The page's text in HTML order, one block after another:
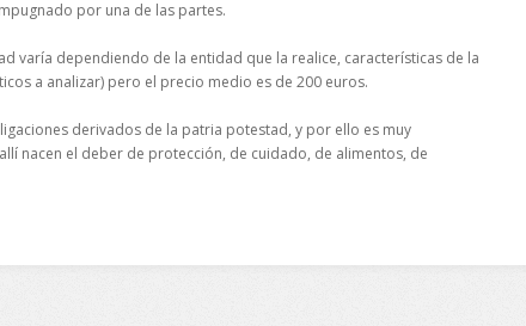
por una de las partes.
dependiendo de la entidad que la realice, características de la
a analizar) pero el precio medio es de 200 euros.
derivados de la patria potestad, y por ello es muy
nacen el deber de protección, de cuidado, de alimentos, de